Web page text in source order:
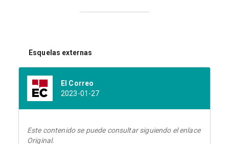
Esquelas externas
El Correo
2023-01-27
Este contenido se puede consultar siguiendo el enlace
Original.